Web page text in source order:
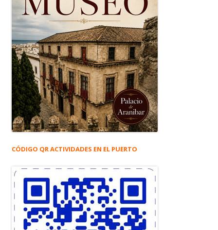
CÓDIGO QR ACTIVIDADES EN EL PUERTO